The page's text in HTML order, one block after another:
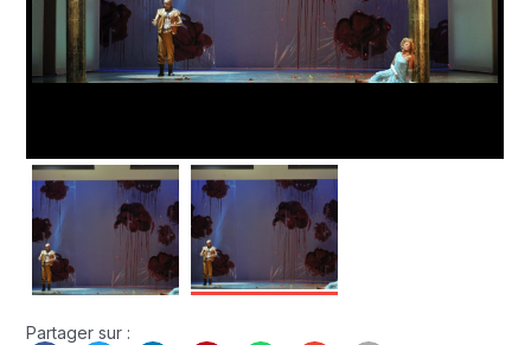
Partager sur :